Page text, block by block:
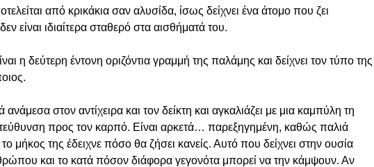
από κρικάκια σαν αλυσίδα, ίσως δείχνει ένα άτομο που ζει
είναι ιδιαίτερα σταθερό στα αισθήματά του.
η δεύτερη έντονη οριζόντια γραμμή της παλάμης και δείχνει τον τύπο της
στον αντίχειρα και τον δείκτη και αγκαλιάζει με μια καμπύλη τη
προς τον καρπό. Είναι αρκετά… παρεξηγημένη, καθώς παλιά
μήκος της έδειχνε πόσο θα ζήσει κανείς. Αυτό που δείχνει στην ουσία
και το κατά πόσον διάφορα γεγονότα μπορεί να την κάμψουν. Αν